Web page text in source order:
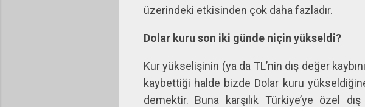
üzerindeki etkisinden çok daha fazladır.
Dolar kuru son iki günde niçin yükseldi?
Kur yükselişinin (ya da TL’nin dış değer
kaybettiği halde bizde Dolar kuru
demektir. Buna karşılık Türkiye’ye özel